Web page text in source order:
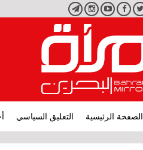
تويتر فيسبوكيوتيوبانستجرامتليجرام
الصفحة الرئيسية التعليق السياسي